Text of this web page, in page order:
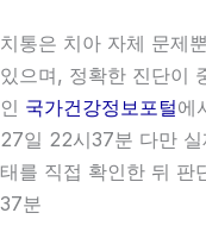
치통은 치아 자체 문제
있으며, 정확한 진단이
인 국가건강정보포털에
27일 22시37분 다만
태를 직접 확인한 뒤
37분